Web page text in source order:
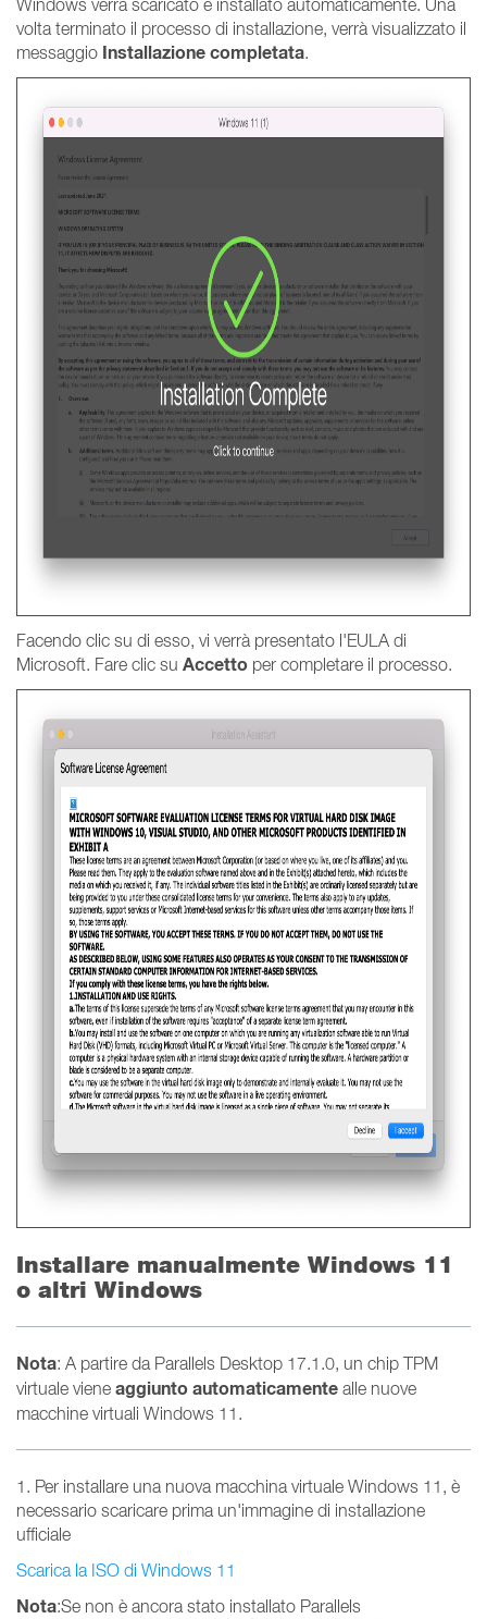
Windows verrà scaricato e installato automaticamente. Una
volta terminato il processo di installazione, verrà visualizzato il
messaggio Installazione completata.
Facendo clic su di esso, vi verrà presentato l'EULA di
Microsoft. Fare clic su Accetto per completare il processo.
Installare manualmente Windows 11
o altri Windows
Nota: A partire da Parallels Desktop 17.1.0, un chip TPM
virtuale viene aggiunto automaticamente alle nuove
macchine virtuali Windows 11.
1. Per installare una nuova macchina virtuale Windows 11, è
necessario scaricare prima un'immagine di installazione
ufficiale
Scarica la ISO di Windows 11
Nota:Se non è ancora stato installato Parallels